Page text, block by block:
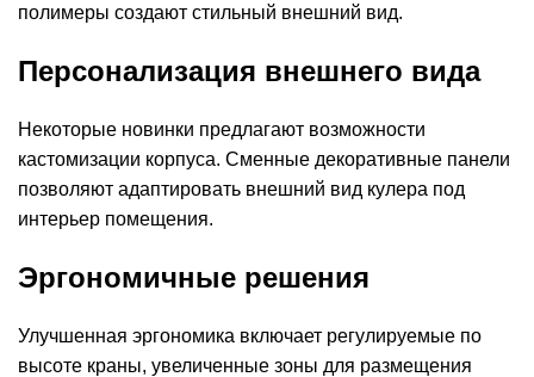
полимеры создают стильный внешний вид.
Персонализация внешнего вида
Некоторые новинки предлагают возможности
кастомизации корпуса. Сменные декоративные панели
позволяют адаптировать внешний вид кулера под
интерьер помещения.
Эргономичные решения
Улучшенная эргономика включает регулируемые по
высоте краны, увеличенные зоны для размещения